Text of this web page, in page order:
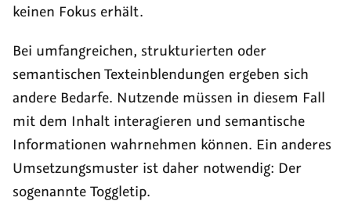
keinen Fokus erhält.
Bei umfangreichen, strukturierten oder
semantischen Texteinblendungen ergeben sich
andere Bedarfe. Nutzende müssen in diesem Fall
mit dem Inhalt interagieren und semantische
Informationen wahrnehmen können. Ein anderes
Umsetzungsmuster ist daher notwendig: Der
sogenannte Toggletip.